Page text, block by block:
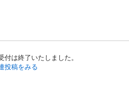
付は終了いたしました。
投稿をみる